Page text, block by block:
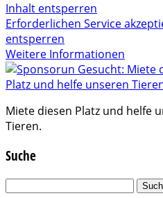
Inhalt entsperren
Erforderlichen Service
entsperren
Weitere Informationen
Miete diesen Platz und helfe
Tieren.
Suche
Suchen